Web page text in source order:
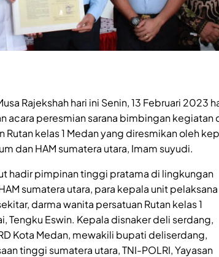
Rajekshah hari ini Senin, 13 Februari 2023
acara peresmian sarana bimbingan kegiatan
kelas 1 Medan yang diresmikan oleh
dan HAM sumatera utara, Imam suyudi.
hadir pimpinan tinggi pratama di lingkungan
sumatera utara, para kepala unit pelaksana
darma wanita persatuan Rutan kelas 1
Tengku Eswin. Kepala disnaker deli serdang,
Kota Medan, mewakili bupati deliserdang,
tinggi sumatera utara, TNI-POLRI, Yayasan